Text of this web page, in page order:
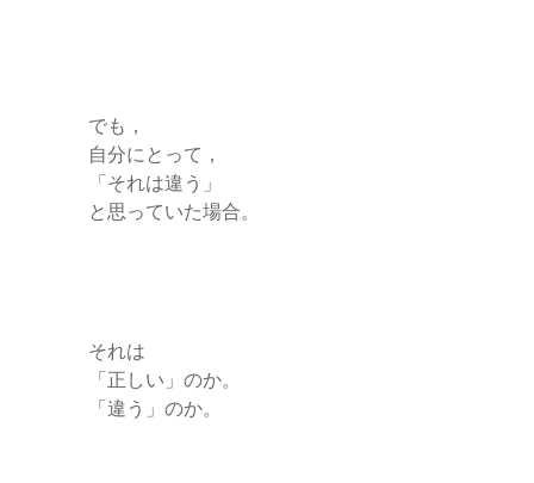
でも，
自分にとって，
「それは違う」
と思っていた場合。
それは
「正しい」のか。
「違う」のか。